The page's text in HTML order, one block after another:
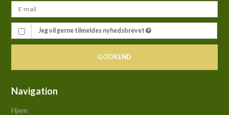
Jeg vil gerne tilmeldes nyhedsbrevet
GODKEND
Navigation
Hjem